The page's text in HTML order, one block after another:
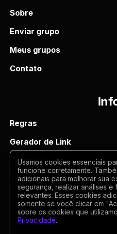
Sobre
Enviar grupo
Meus grupos
Contato
Regras
Gerador de Link
Termos de uso
Politica de privacidade
Usamos cookies essenciais
funcione corretamente.
adicionais para melhorar sua
segurança, realizar análises e
relevantes. Esses cookies
somente se você clicar em
sobre os cookies que
Privacidade.